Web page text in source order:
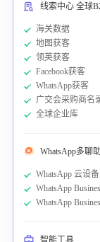
线索中心 全球
海关数据
地图获客
领英获客
Facebook获客
WhatsApp获客
广交会采购商名
全球企业库
WhatsApp多聊
WhatsApp 云设
WhatsApp
WhatsApp
智能工具